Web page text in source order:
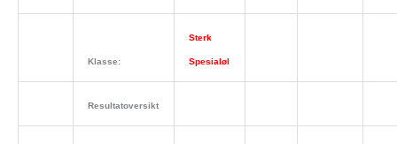
Klasse:
Sterk
Spesialøl
Resultatoversikt